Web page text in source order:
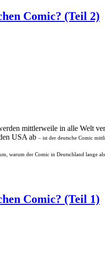
Comic? (Teil 2)
mittlerweile in alle Welt
USA ab – ist der deutsche Comic
warum der Comic in Deutschland lange
Comic? (Teil 1)